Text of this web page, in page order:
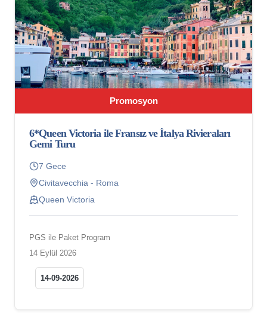
Promosyon
6*Queen Victoria ile Fransız ve İtalya Rivieraları
Gemi Turu
7 Gece
Civitavecchia - Roma
Queen Victoria
PGS ile Paket Program
14 Eylül 2026
14-09-2026